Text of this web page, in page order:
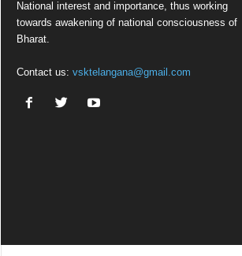
National interest and importance, thus working
towards awakening of national consciousness of
Bharat.
Contact us: vsktelangana@gmail.com